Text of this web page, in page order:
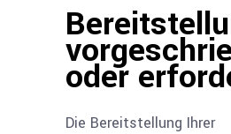
oder
Die Bereitstellung Ihrer